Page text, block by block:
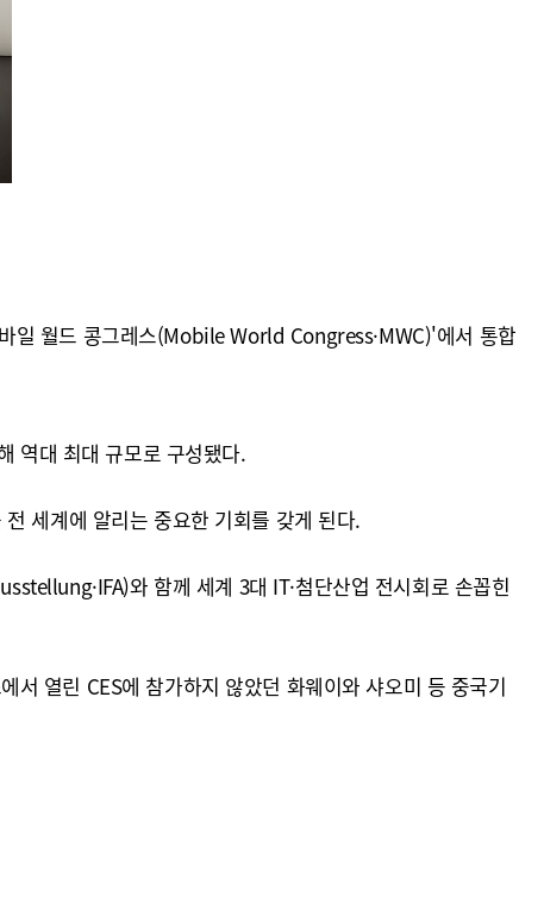
일 월드 콩그레스(Mobile World Congress·MWC)'에서 통합
역대 최대 규모로 구성됐다.
세계에 알리는 중요한 기회를 갖게 된다.
와 함께 세계 3대 IT·첨단산업 전시회로 손꼽힌
서 열린 CES에 참가하지 않았던 화웨이와 샤오미 등 중국기